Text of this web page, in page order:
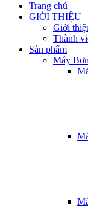
Trang chủ
GIỚI THIỆU
Giới
Thành
Sản phẩm
Máy